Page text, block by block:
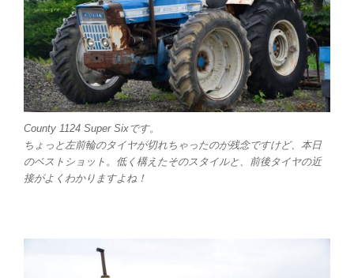
County 1124 Super Sixです。
ちょっと左前輪のタイヤが切れちゃったのが残念ですけど、本日
のベストショット。低く構えたそのスタイルと、前後タイヤの近
接がよくわかりますよね！